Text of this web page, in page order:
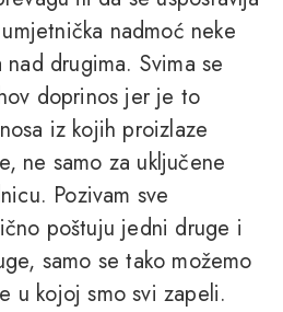
nadmoć neke
drugima. Svima se
doprinos jer je to
iz kojih proizlaze
ne samo za uključene
Pozivam sve
poštuju jedni druge i
samo se tako možemo
u kojoj smo svi zapeli.